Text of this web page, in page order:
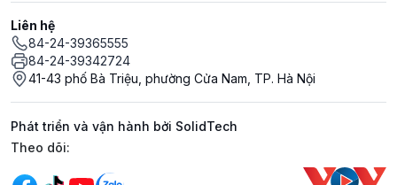
Liên hệ
84-24-39365555
84-24-39342724
41-43 phố Bà Triệu, phường Cửa Nam, TP. Hà Nội
Phát triển và vận hành bởi SolidTech
Mạng xã hội
Theo dõi: